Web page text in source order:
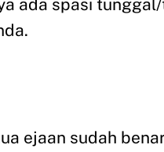
ada spasi
ejaan sudah